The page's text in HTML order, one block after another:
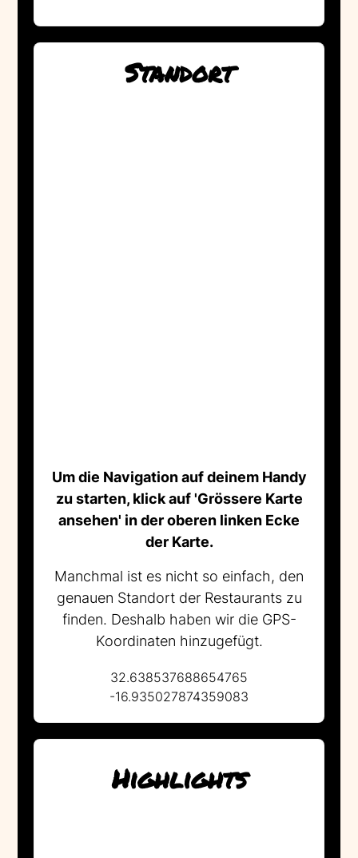
Standort
Um die Navigation auf deinem Handy
zu starten, klick auf 'Grössere Karte
ansehen' in der oberen linken Ecke
der Karte.
Manchmal ist es nicht so einfach, den
genauen Standort der Restaurants zu
finden. Deshalb haben wir die GPS-
Koordinaten hinzugefügt.
32.638537688654765
-16.935027874359083
Highlights